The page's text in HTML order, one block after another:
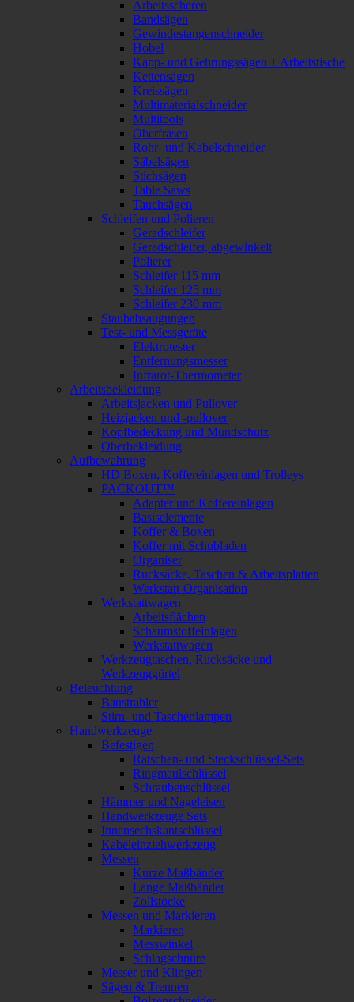
Arbeitsscheren
Bandsägen
Gewindestangenschneider
Hobel
Kapp- und Gehrungssägen + Arbeitstische
Kettensägen
Kreissägen
Multimaterialschneider
Multitools
Oberfräsen
Rohr- und Kabelschneider
Säbelsägen
Stichsägen
Table Saws
Tauchsägen
Schleifen und Polieren
Geradschleifer
Geradschleifer, abgewinkelt
Polierer
Schleifer 115 mm
Schleifer 125 mm
Schleifer 230 mm
Staubabsaugungen
Test- und Messgeräte
Elektrotester
Entfernungsmesser
Infrarot-Thermometer
Arbeitsbekleidung
Arbeitsjacken und Pullover
Heizjacken und -pullover
Kopfbedeckung und Mundschutz
Oberbekleidung
Aufbewahrung
HD Boxen, Koffereinlagen und Trolleys
PACKOUT™
Adapter und Koffereinlagen
Basiselemente
Koffer & Boxen
Koffer mit Schubladen
Organiser
Rucksäcke, Taschen & Arbeitsplatten
Werkstatt-Organisation
Werkstattwagen
Arbeitsflächen
Schaumstoffeinlagen
Werkstattwagen
Werkzeugtaschen, Rucksäcke und
Werkzeuggürtel
Beleuchtung
Baustrahler
Stirn- und Taschenlampen
Handwerkzeuge
Befestigen
Ratschen- und Steckschlüssel-Sets
Ringmaulschlüssel
Schraubenschlüssel
Hämmer und Nageleisen
Handwerkzeuge Sets
Innensechskantschlüssel
Kabeleinziehwerkzeug
Messen
Kurze Maßbänder
Lange Maßbänder
Zollstöcke
Messen und Markieren
Markieren
Messwinkel
Schlagschnüre
Messer und Klingen
Sägen & Trennen